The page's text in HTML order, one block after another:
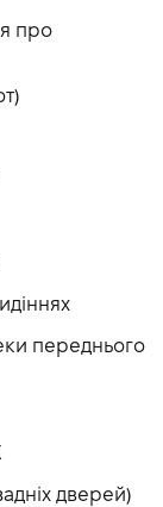
про
переднього
дверей)